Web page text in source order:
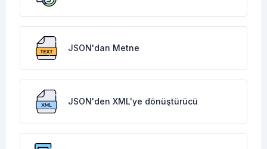
JSON'dan Metne
JSON'den XML'ye dönüştürücü